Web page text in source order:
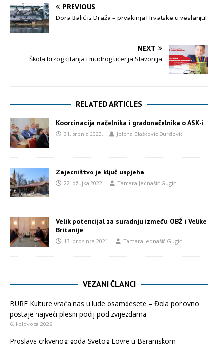
PREVIOUS
Dora Balić iz Draža – prvakinja Hrvatske u veslanju!
NEXT
Škola brzog čitanja i mudrog učenja Slavonija
RELATED ARTICLES
Koordinacija načelnika i gradonačelnika o ASK-i
31. srpnja 2023. Jelena Blašković Đurđević
Zajedništvo je ključ uspjeha
22. ožujka 2022. Tamara Jednašić Gugić
Velik potencijal za suradnju između OBŽ i Velike
Britanije
13. prosinca 2021. Tamara Jednašić Gugić
VEZANI ČLANCI
BURE Kulture vraća nas u lude osamdesete – Đola ponovno
postaje najveći plesni podij pod zvijezdama
6. kolovoza 2026.
Proslava crkvenog goda Svetog Lovre u Baranjskom